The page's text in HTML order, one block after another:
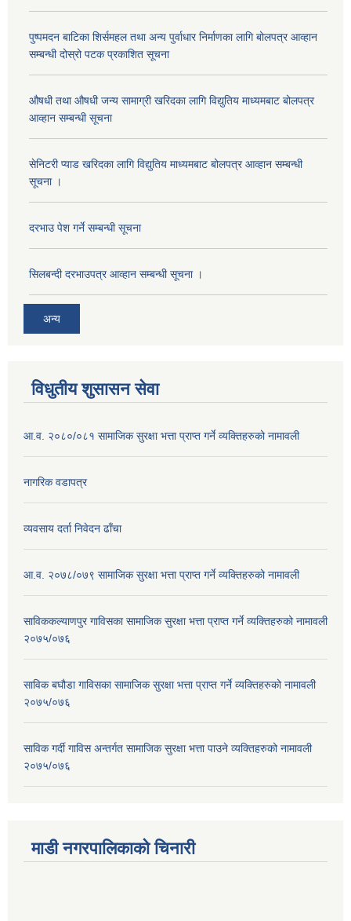
पुष्पमदन बाटिका शिर्समहल तथा अन्य पुर्वाधार निर्माणका लागि बोलपत्र आव्हान
सम्बन्धी दोस्रो पटक प्रकाशित सूचना
औषधी तथा औषधी जन्य सामाग्री खरिदका लागि विद्युतिय माध्यमबाट बोलपत्र
आव्हान सम्बन्धी सूचना
सेनिटरी प्याड खरिदका लागि विद्युतिय माध्यमबाट बोलपत्र आव्हान सम्बन्धी
सूचना ।
दरभाउ पेश गर्ने सम्बन्धी सूचना
सिलबन्दी दरभाउपत्र आव्हान सम्बन्धी सूचना ।
अन्य
विधुतीय शुसासन सेवा
आ.व. २०८०/०८१ सामाजिक सुरक्षा भत्ता प्राप्त गर्ने व्यक्तिहरुको नामावली
नागरिक वडापत्र
व्यवसाय दर्ता निवेदन ढाँचा
आ.व. २०७८/०७९ सामाजिक सुरक्षा भत्ता प्राप्त गर्ने व्यक्तिहरुको नामावली
साविककल्याणपुर गाविसका सामाजिक सुरक्षा भत्ता प्राप्त गर्ने व्यक्तिहरुको नामावली
२०७५/०७६
साविक बघौडा गाविसका सामाजिक सुरक्षा भत्ता प्राप्त गर्ने व्यक्तिहरुको नामावली
२०७५/०७६
साविक गर्दी गाविस अन्तर्गत सामाजिक सुरक्षा भत्ता पाउने व्यक्तिहरुको नामावली
२०७५/०७६
माडी नगरपालिकाको चिनारी